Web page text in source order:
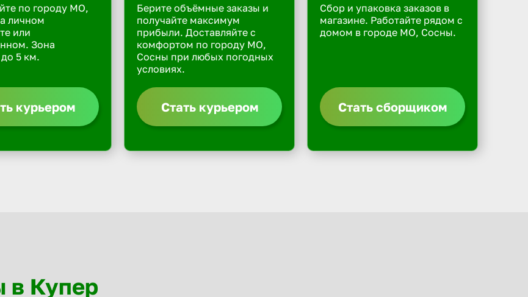
по городу МО,
личном
или
Зона
5 км.
курьером
Берите объёмные заказы и
получайте максимум
прибыли. Доставляйте с
комфортом по городу МО,
Сосны при любых погодных
условиях.
Стать курьером
Сбор и упаковка заказов в
магазине. Работайте рядом с
домом в городе МО, Сосны.
Стать сборщиком
в Купер